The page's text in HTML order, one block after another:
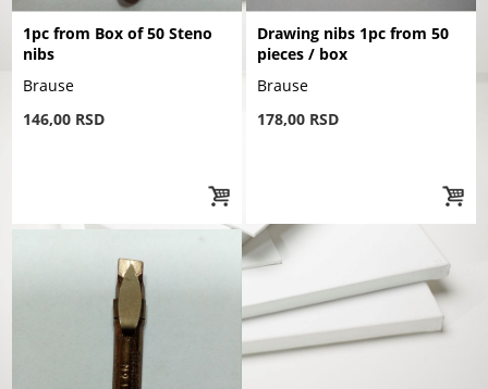
1pc from Box of 50 Steno
nibs
Brause
146,00 RSD
Drawing nibs 1pc from 50
pieces / box
Brause
178,00 RSD